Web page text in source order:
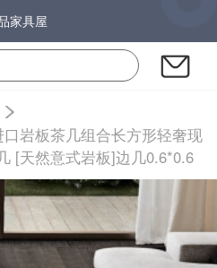
家具屋
岩板茶几组合长方形轻奢现
[天然意式岩板]边几0.6*0.6